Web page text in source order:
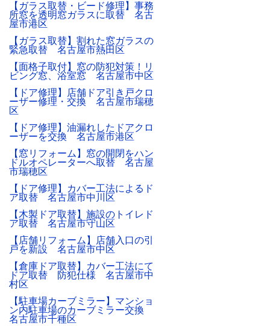
【ガラス取替・ビード修理】事務
所窓を透明窓ガラスに取替 名古
屋市港区
【ガラス取替】割れた窓ガラスの
緊急取替 名古屋市熱田区
【面格子取付】窓の防犯対策！リ
ビング窓、浴室窓 名古屋市中区
【ドア修理】店舗ドア引き戸クロ
ーザー修理・交換 名古屋市瑞穂
区
【ドア修理】油漏れしたドアクロ
ーザーを交換 名古屋市港区
【窓リフォーム】窓の開閉をハン
ドルオペレーターへ取替 名古屋
市瑞穂区
【ドア修理】カバー工法によるド
ア取替 名古屋市中川区
【木製ドア取替】施設のトイレド
ア取替 名古屋市守山区
【店舗リフォーム】店舗入口の引
戸を新設 名古屋市中区
【倉庫ドア取替】カバー工法にて
ドア取替 防犯仕様 名古屋市中
村区
【駐車場カーブミラー】マンショ
ン内駐車場のカーブミラー交換
名古屋市千種区